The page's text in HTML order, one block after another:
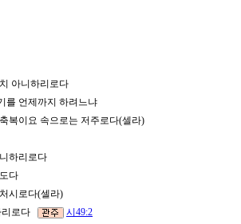
아니하리로다
를 언제까지 하려느냐
복이요 속으로는 저주로다(셀라)
하리로다
다
시로다(셀라)
리로다
시49:2